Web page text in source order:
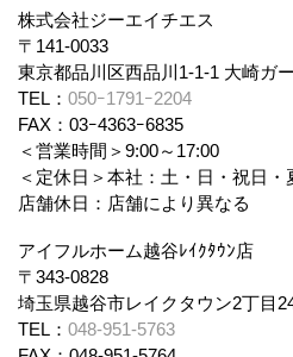
株式会社ジーエイチエス
〒141-0033
東京都品川区西品川1-1-1 大崎ガ
TEL： 050ｰ1791ｰ2204
FAX：03ｰ4363ｰ6835
＜営業時間＞9:00～17:00
＜定休日＞本社：土・日・祝日・
店舗休日：店舗により異なる
アイフルホーム越谷ﾚｲｸﾀｳﾝ店
〒343-0828
埼玉県越谷市レイクタウン2丁目
TEL： 048-951-5763